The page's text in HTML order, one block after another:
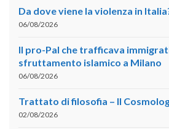
Da dove viene la violenza in
06/08/2026
Il pro-Pal che trafficava
sfruttamento islamico a Milano
06/08/2026
Trattato di filosofia – II
02/08/2026